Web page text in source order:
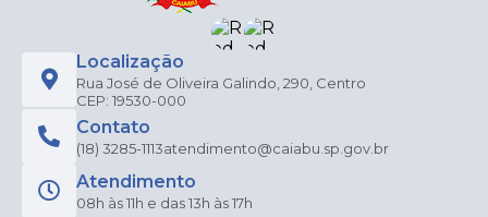
Localização
Rua José de Oliveira Galindo, 290, Centro
CEP: 19530-000
Contato
(18) 3285-1113atendimento@caiabu.sp.gov.br
Atendimento
08h às 11h e das 13h às 17h